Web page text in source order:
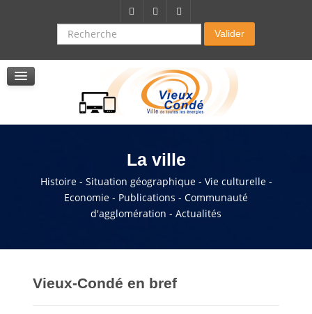
Recherche Valider
La résidence autonomie
Service de soins infirmers à domicile
Service d'aide à domicile
Pole multi services accompagnement seniors
La ville
Histoire - Situation géographique - Vie culturelle -
Economie - Publications - Communauté
d'agglomération - Actualités
Vieux-Condé en bref